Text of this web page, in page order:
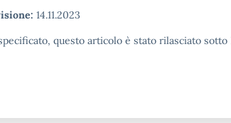
14.11.2023
questo articolo è stato rilasciato